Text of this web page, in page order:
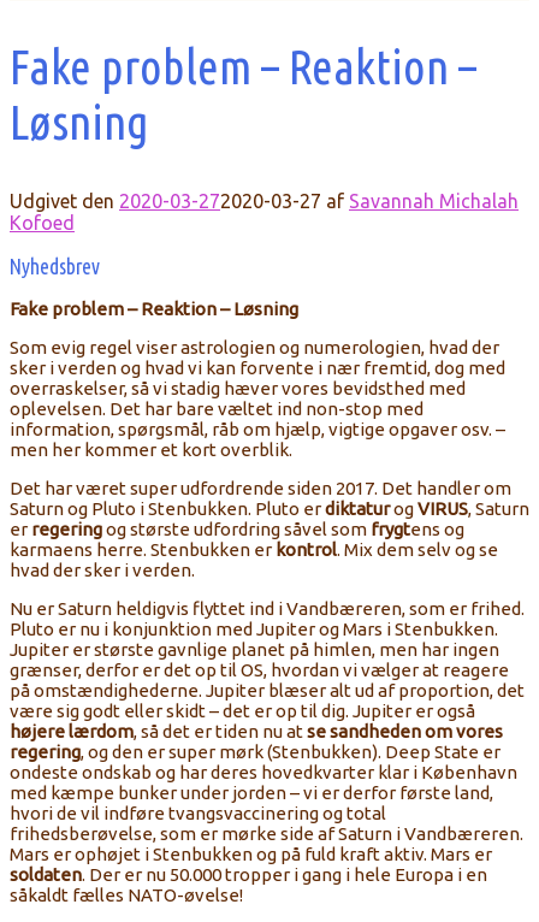
Fake problem – Reaktion –
Løsning
Udgivet den 2020-03-272020-03-27 af Savannah Michalah
Kofoed
Nyhedsbrev
Fake problem – Reaktion – Løsning
Som evig regel viser astrologien og numerologien, hvad der
sker i verden og hvad vi kan forvente i nær fremtid, dog med
overraskelser, så vi stadig hæver vores bevidsthed med
oplevelsen. Det har bare væltet ind non-stop med
information, spørgsmål, råb om hjælp, vigtige opgaver osv. –
men her kommer et kort overblik.
Det har været super udfordrende siden 2017. Det handler om
Saturn og Pluto i Stenbukken. Pluto erdiktaturogVIRUS, Saturn
er regeringog største udfordring såvel som frygtens og
karmaens herre. Stenbukken er kontrol. Mix dem selv og se
hvad der sker i verden.
Nu er Saturn heldigvis flyttet ind i Vandbæreren, som er frihed.
Pluto er nu i konjunktion med Jupiter og Mars i Stenbukken.
Jupiter er største gavnlige planet på himlen, men har ingen
grænser, derfor er det op til OS, hvordan vi vælger at reagere
på omstændighederne. Jupiter blæser alt ud af proportion, det
være sig godt eller skidt – det er op til dig. Jupiter er også
højere lærdom, så det er tiden nu atse sandheden om vores
regering, og den er super mørk (Stenbukken). Deep State er
ondeste ondskab og har deres hovedkvarter klar i København
med kæmpe bunker under jorden – vi er derfor første land,
hvori de vil indføre tvangsvaccinering og total
frihedsberøvelse, som er mørke side af Saturn i Vandbæreren.
Mars er ophøjet i Stenbukken og på fuld kraft aktiv. Mars er
soldaten. Der er nu 50.000 tropper i gang i hele Europa i en
såkaldt fælles NATO-øvelse!